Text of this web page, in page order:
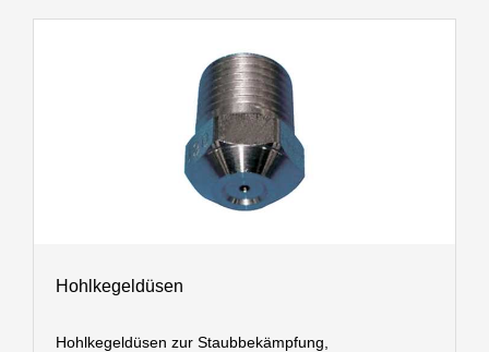
Hohlkegeldüsen
Hohlkegeldüsen zur Staubbekämpfung,